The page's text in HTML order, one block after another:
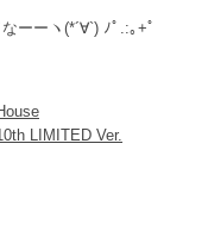
ーーヽ(*´∀`) ﾉﾟ.:｡+ﾟ
LIMITED Ver.